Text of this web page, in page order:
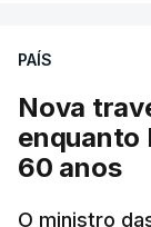
PAÍS
Nova
enquanto
60 anos
O ministro